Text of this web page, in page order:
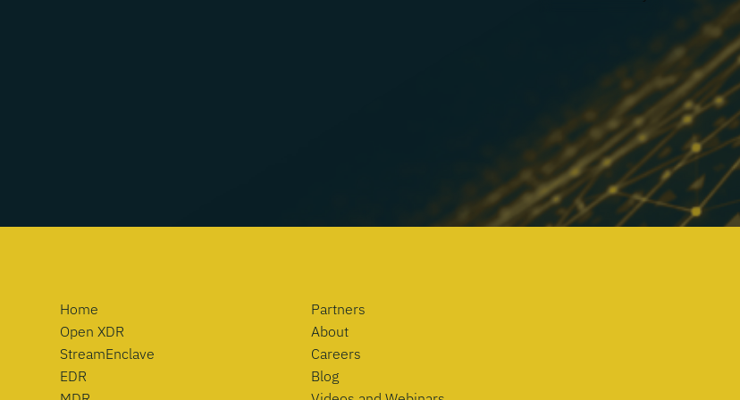
Home
Open XDR
StreamEnclave
EDR
Partners
About
Careers
Blog